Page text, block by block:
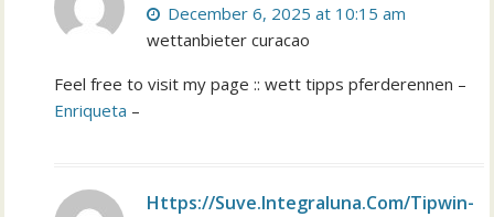
December 6, 2025 at 10:15 am
wettanbieter curacao
Feel free to visit my page :: wett tipps pferderennen –
Enriqueta –
Https://Suve.Integraluna.Com/Tipwin-